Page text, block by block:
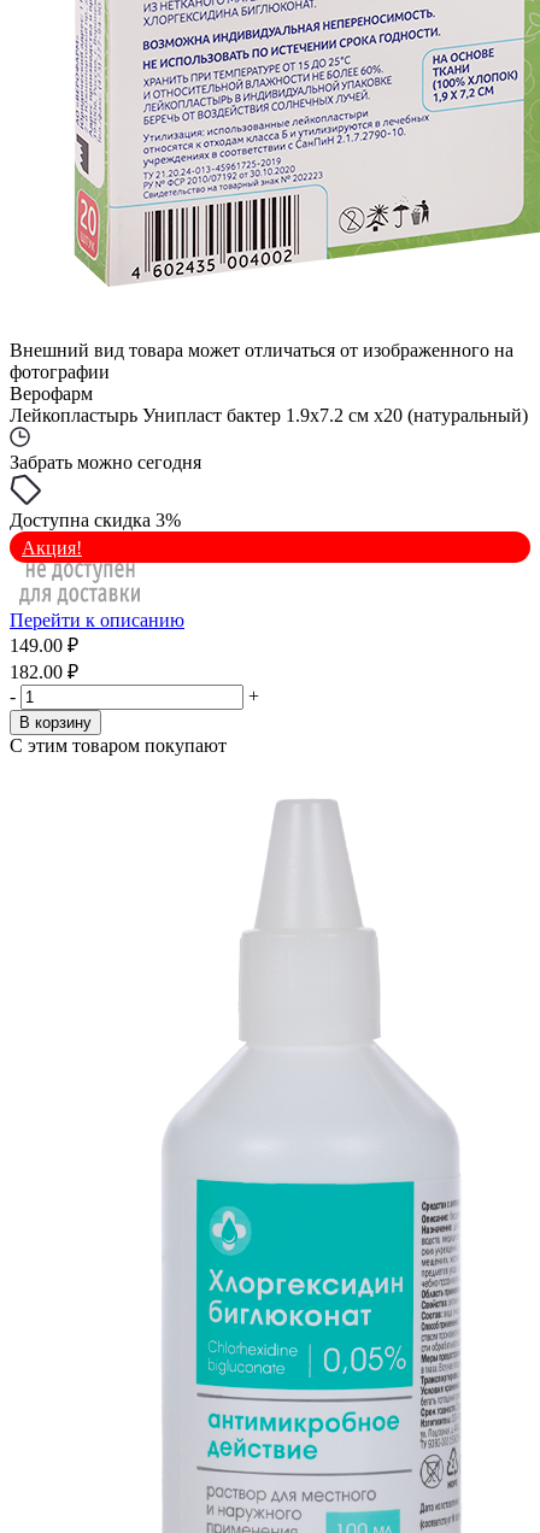
Внешний вид товара может отличаться от изображенного на
фотографии
Верофарм
Лейкопластырь Унипласт бактер 1.9х7.2 см x20 (натуральный)
Забрать можно сегодня
Доступна скидка 3%
Акция!
Перейти к описанию
149.00 ₽
182.00 ₽
-
+
В корзину
С этим товаром покупают